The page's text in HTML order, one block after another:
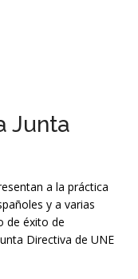
Junta
a la práctica
y a varias
de éxito de
Directiva de UNE